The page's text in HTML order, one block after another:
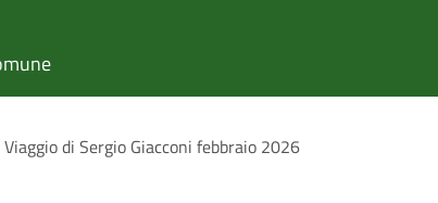
di Sergio Giacconi febbraio 2026